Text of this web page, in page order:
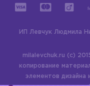
ИП Левчук Людмила
milalevchuk.ru (c)
копирование
элементов дизайна